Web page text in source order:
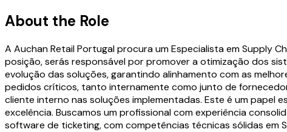
About the Role
A Auchan Retail Portugal procura um Especialista em Supply
posição, serás responsável por promover a otimização dos
evolução das soluções, garantindo alinhamento com as
pedidos críticos, tanto internamente como junto de
cliente interno nas soluções implementadas. Este é um papel
excelência. Buscamos um profissional com experiência
software de ticketing, com competências técnicas sólidas em